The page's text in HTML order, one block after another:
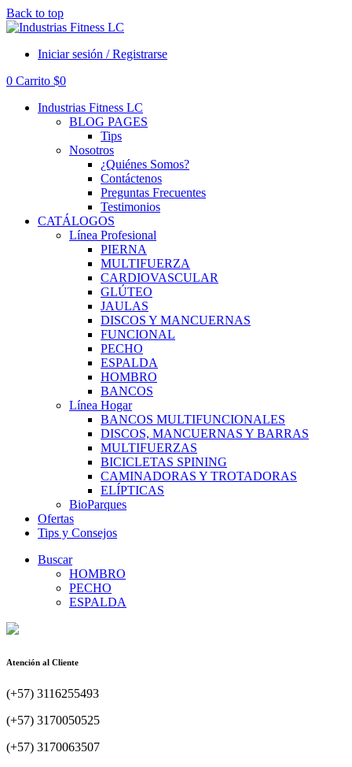
Back to top
Iniciar sesión / Registrarse
0 Carrito $0
Industrias Fitness LC
BLOG PAGES
Tips
Nosotros
¿Quiénes Somos?
Contáctenos
Preguntas Frecuentes
Testimonios
CATÁLOGOS
Línea Profesional
PIERNA
MULTIFUERZA
CARDIOVASCULAR
GLÚTEO
JAULAS
DISCOS Y MANCUERNAS
FUNCIONAL
PECHO
ESPALDA
HOMBRO
BANCOS
Línea Hogar
BANCOS MULTIFUNCIONALES
DISCOS, MANCUERNAS Y BARRAS
MULTIFUERZAS
BICICLETAS SPINING
CAMINADORAS Y TROTADORAS
ELÍPTICAS
BioParques
Ofertas
Tips y Consejos
Buscar
HOMBRO
PECHO
ESPALDA
Atención al Cliente
(+57) 3116255493
(+57) 3170050525
(+57) 3170063507